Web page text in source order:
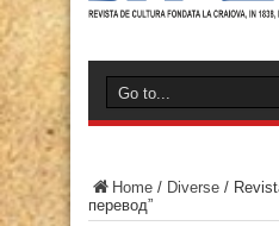
Home / Diverse /
перевод”